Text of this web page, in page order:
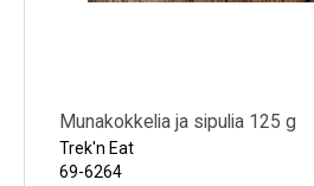
Munakokkelia ja sipulia 125 g
Trek'n Eat
69-6264